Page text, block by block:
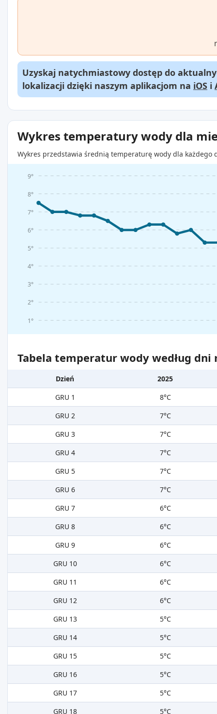
Uzyskaj natychmiastowy dostęp do
lokalizacji dzięki naszym aplikacjom na iOS i
Wykres temperatury wody dla
Wykres przedstawia średnią temperaturę wody dla
1°
2°
3°
4°
5°
6°
7°
8°
9°
Tabela temperatur wody według dni
Dzień
2025
GRU 1
8°C
GRU 2
7°C
GRU 3
7°C
GRU 4
7°C
GRU 5
7°C
GRU 6
7°C
GRU 7
6°C
GRU 8
6°C
GRU 9
6°C
GRU 10
6°C
GRU 11
6°C
GRU 12
6°C
GRU 13
5°C
GRU 14
5°C
GRU 15
5°C
GRU 16
5°C
GRU 17
5°C
GRU 18
5°C